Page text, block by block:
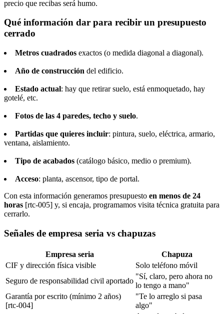
precio que recibas será humo.
Qué información dar para recibir un presupuesto
cerrado
Metros cuadrados exactos (o medida diagonal a diagonal).
Año de construcción del edificio.
Estado actual: hay que retirar suelo, está enmoquetado, hay
gotelé, etc.
Fotos de las 4 paredes, techo y suelo.
Partidas que quieres incluir: pintura, suelo, eléctrica, armario,
ventana, aislamiento.
Tipo de acabados (catálogo básico, medio o premium).
Acceso: planta, ascensor, tipo de portal.
Con esta información generamos presupuesto en menos de 24
horas [rtc-005] y, si encaja, programamos visita técnica gratuita para
cerrarlo.
Señales de empresa seria vs chapuzas
Empresa seria
Chapuza
CIF y dirección física visible
Solo teléfono móvil
Seguro de responsabilidad civil aportado
"Sí, claro, pero ahora no
lo tengo a mano"
Garantía por escrito (mínimo 2 años)
[rtc-004]
"Te lo arreglo si pasa
algo"